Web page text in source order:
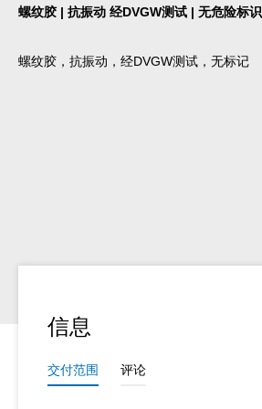
螺纹胶 | 抗振动 经DVGW测试 | 无危险标识
螺纹胶，抗振动，经DVGW测试，无标记
信息
交付范围 评论